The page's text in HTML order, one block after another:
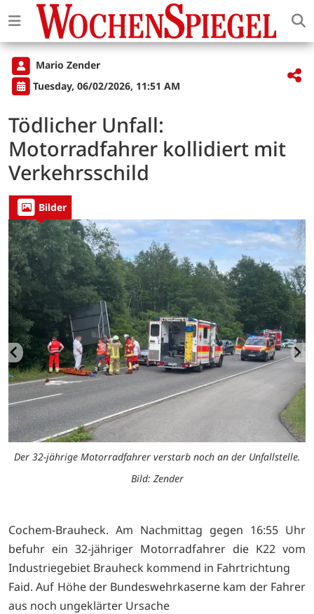
Mario Zender
Tuesday, 06/02/2026, 11:51 AM
Tödlicher Unfall:
Motorradfahrer kollidiert mit
Verkehrsschild
Bilder
Der 32-jährige Motorradfahrer verstarb noch an der Unfallstelle.
Bild: Zender
Cochem-Brauheck. Am Nachmittag gegen 16:55 Uhr
befuhr ein 32-jähriger Motorradfahrer die K22 vom
Industriegebiet Brauheck kommend in Fahrtrichtung
Faid. Auf Höhe der Bundeswehrkaserne kam der Fahrer
aus noch ungeklärter Ursache